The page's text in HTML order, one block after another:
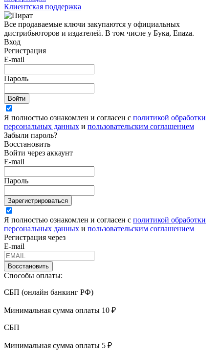
Клиентская поддержка
Все продаваемые ключи закупаются у официальных
дистрибьюторов и издателей. В том числе у Бука, Enaza.
Вход
Регистрация
E-mail
Пароль
Войти
Я полностью ознакомлен и согласен с политикой обработки
персональных данных и пользовательским соглашением
Забыли пароль?
Восстановить
Войти через аккаунт
E-mail
Пароль
Зарегистрироваться
Я полностью ознакомлен и согласен с политикой обработки
персональных данных и пользовательским соглашением
Регистрация через
E-mail
Восстановить
Способы оплаты:
СБП (онлайн банкинг РФ)
Минимальная сумма оплаты 10 ₽
СБП
Минимальная сумма оплаты 5 ₽